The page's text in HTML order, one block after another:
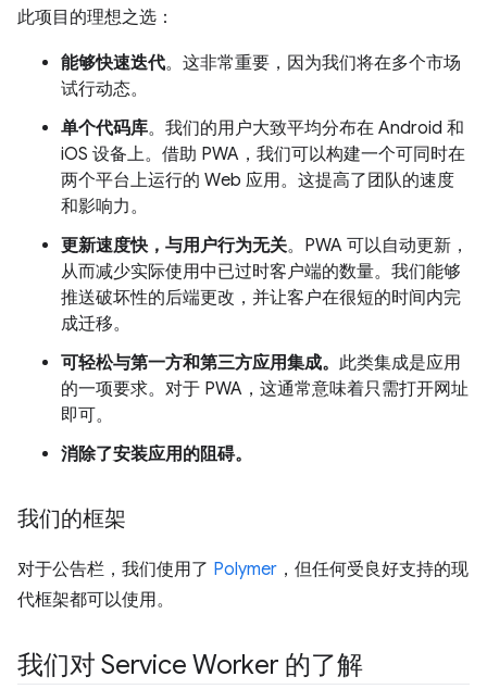
此项目的理想之选：
能够快速迭代。这非常重要，因为我们将在多个市场
试行动态。
单个代码库。我们的用户大致平均分布在 Android 和
iOS 设备上。借助 PWA，我们可以构建一个可同时在
两个平台上运行的 Web 应用。这提高了团队的速度
和影响力。
更新速度快，与用户行为无关。PWA 可以自动更新，
从而减少实际使用中已过时客户端的数量。我们能够
推送破坏性的后端更改，并让客户在很短的时间内完
成迁移。
可轻松与第一方和第三方应用集成。 此类集成是应用
的一项要求。对于 PWA，这通常意味着只需打开网址
即可。
消除了安装应用的阻碍。
我们的框架
对于公告栏，我们使用了 Polymer ，但任何受良好支持的现
代框架都可以使用。
我们对 Service Worker 的了解